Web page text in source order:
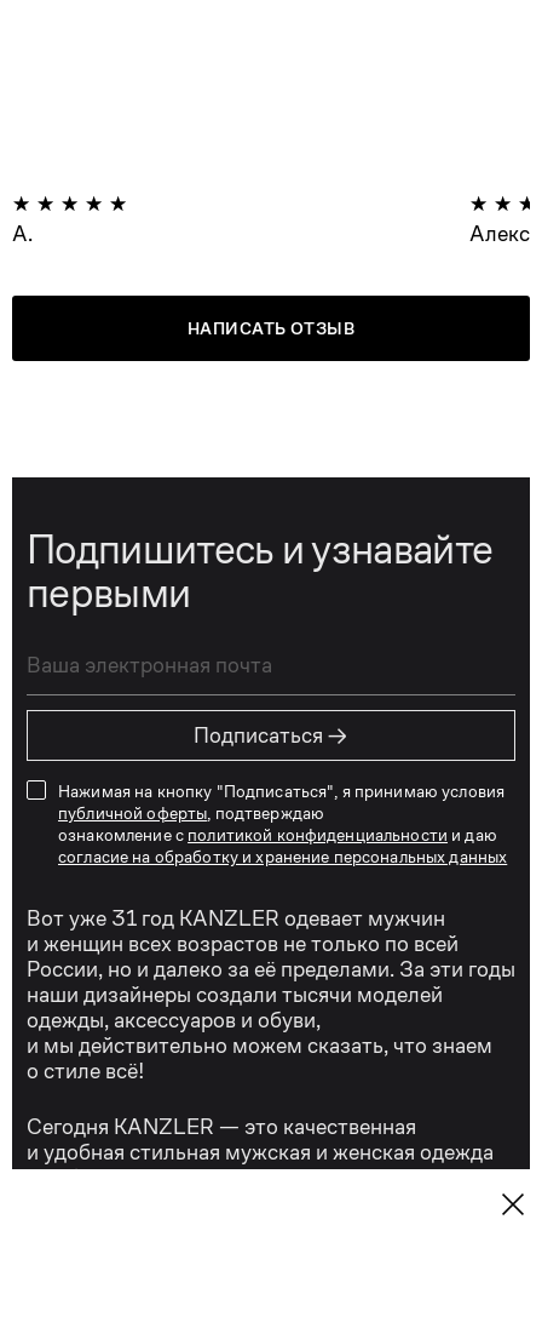
А.
НАПИСАТЬ ОТЗЫВ
Подпишитесь и узнавайте
первыми
Подписаться →
Нажимая на кнопку "Подписаться", я принимаю условия
публичной оферты , подтверждаю
ознакомление с политикой конфиденциальности и даю
согласие на обработку и хранение персональных данных
Вот уже 31 год KANZLER одевает мужчин
и женщин всех возрастов не только по всей
России, но и далеко за её пределами. За эти годы
наши дизайнеры создали тысячи моделей
одежды, аксессуаров и обуви,
и мы действительно можем сказать, что знаем
о стиле всё!
Сегодня KANZLER — это качественная
и удобная стильная мужская и женская одежда
для бизнеса и отдыха, для торжеств и на каждый